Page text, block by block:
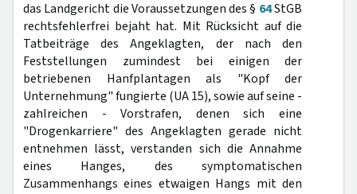
das Landgericht die Voraussetzungen des § 64StGB
rechtsfehlerfrei bejaht hat. Mit Rücksicht auf die
Tatbeiträge des Angeklagten, der nach den
Feststellungen zumindest bei einigen der
betriebenen Hanfplantagen als "Kopf der
Unternehmung" fungierte (UA 15), sowie auf seine -
zahlreichen - Vorstrafen, denen sich eine
"Drogenkarriere" des Angeklagten gerade nicht
entnehmen lässt, verstanden sich die Annahme
eines Hanges, des symptomatischen
Zusammenhangs eines etwaigen Hangs mit den